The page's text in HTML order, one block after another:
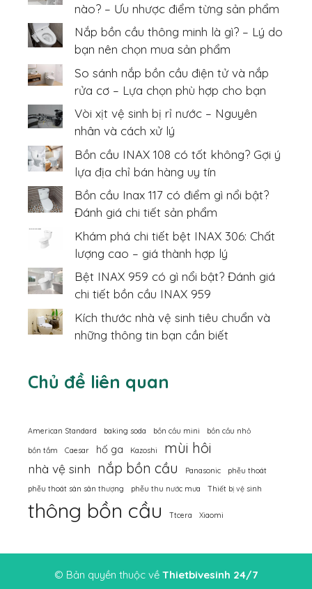
nào? – Ưu nhược điểm từng sản phẩm
Nắp bồn cầu thông minh là gì? – Lý do
bạn nên chọn mua sản phẩm
So sánh nắp bồn cầu điện tử và nắp
rửa cơ – Lựa chọn phù hợp cho bạn
Vòi xịt vệ sinh bị rỉ nước – Nguyên
nhân và cách xử lý
Bồn cầu INAX 108 có tốt không? Gợi ý
lựa địa chỉ bán hàng uy tín
Bồn cầu Inax 117 có điểm gì nổi bật?
Đánh giá chi tiết sản phẩm
Khám phá chi tiết bệt INAX 306: Chất
lượng cao – giá thành hợp lý
Bệt INAX 959 có gì nổi bật? Đánh giá
chi tiết bồn cầu INAX 959
Kích thước nhà vệ sinh tiêu chuẩn và
những thông tin bạn cần biết
Chủ đề liên quan
American Standard baking soda bồn cầu mini
bồn cầu nhỏ
bồn tắm
Caesar hố ga Kazoshi mùi hôi
nhà vệ sinh nắp bồn cầu Panasonic
phễu thoát
phễu thoát sàn sân thượng
phễu thu nước mưa Thiết bị vệ sinh
thông bồn cầu Ttcera Xiaomi
© Bản quyền thuộc về Thietbivesinh 24/7